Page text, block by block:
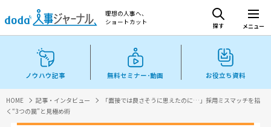
理想の人事へ、
ショートカット
探す メニュー
ノウハウ記事 無料セミナー･動画 お役立ち資料
HOME 記事・インタビュー
「面接では良さそうに思えたのに…」採用ミスマッチを招
く“3つの罠”と見極め術